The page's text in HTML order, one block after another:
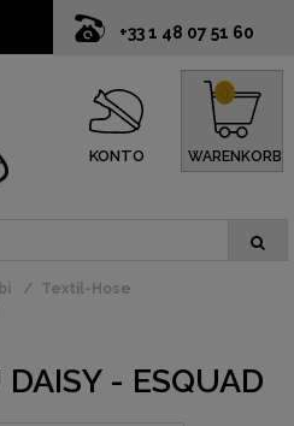
+33 1 48 07 51 60
KONTO WARENKORB
0
Textil-Hose
- ESQUAD